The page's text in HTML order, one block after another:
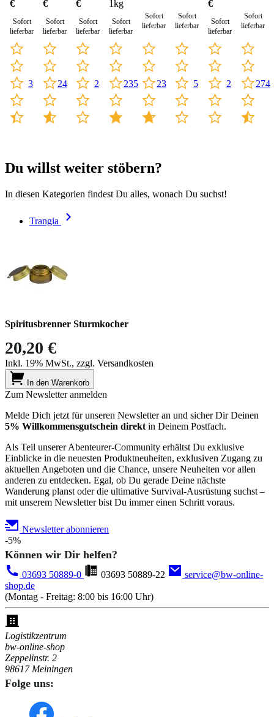
€
Sofort
lieferbar
3
€
Sofort
lieferbar
24
€
Sofort
lieferbar
2
1kg
Sofort
lieferbar
235
Sofort
lieferbar
23
Sofort
lieferbar
5
€
Sofort
lieferbar
2
Sofort
lieferbar
274
Du willst weiter stöbern?
In diesen Kategorien findest Du alles, wonach Du suchst!
Trangia
Spiritusbrenner Sturmkocher
20,20 €
Inkl. 19% MwSt., zzgl. Versandkosten
In den Warenkorb
Zum Newsletter anmelden
Melde Dich jetzt für unseren Newsletter an und sicher Dir Deinen
5% Willkommensgutschein direkt in Deinem Postfach.
Als Teil unserer Abenteurer-Community erhältst Du exklusive
Einblicke in die neuesten Produktneuheiten, exklusiven Zugang zu
aktuellen Angeboten und die Chance, unsere Neuheiten vor allen
anderen zu entdecken. Egal, ob Du gerade Deine nächste
Wanderung planst oder die ultimative Survival-Ausrüstung suchst –
mit unserem Newsletter bist Du immer einen Schritt voraus.
Newsletter abonnieren
-5%
Können wir Dir helfen?
03693 50889-0 03693 50889-22
service@bw-online-
shop.de
(Montag - Freitag: 8:00 bis 16:00 Uhr)
Logistikzentrum
bw-online-shop
Zeppelinstr. 2
98617 Meiningen
Folge uns: